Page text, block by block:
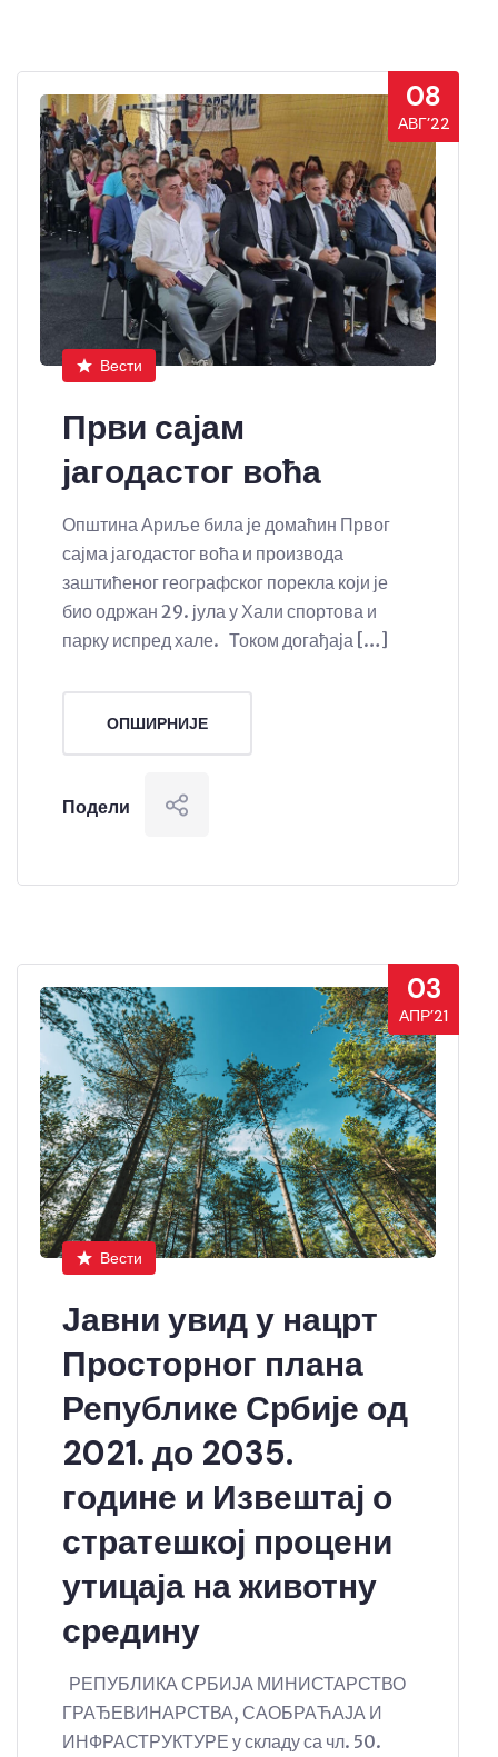
08
АВГ’22
Вести
Први сајам
јагодастог воћа
Општина Ариље била је домаћин Првог
сајма јагодастог воћа и производа
заштићеног географског порекла који је
био одржан 29. јула у Хали спортова и
парку испред хале. Током догађаја […]
ОПШИРНИЈЕ
Подели
03
АПР’21
Вести
Јавни увид у нацрт
Просторног плана
Републике Србије од
2021. до 2035.
године и Извештај о
стратешкој процени
утицаја на животну
средину
РЕПУБЛИКА СРБИЈА МИНИСТАРСТВО
ГРАЂЕВИНАРСТВА, САОБРАЋАЈА И
ИНФРАСТРУКТУРЕ у складу са чл. 50.